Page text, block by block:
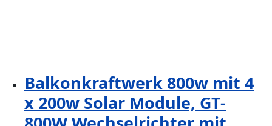
Balkonkraftwerk 800w mit 4
x 200w Solar Module, GT-